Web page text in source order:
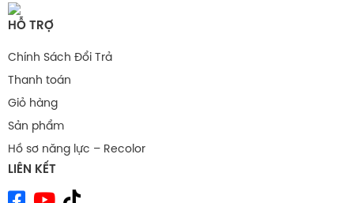
HỖ TRỢ
Chính Sách Đổi Trả
Thanh toán
Giỏ hàng
Sản phẩm
Hồ sơ năng lực – Recolor
LIÊN KẾT